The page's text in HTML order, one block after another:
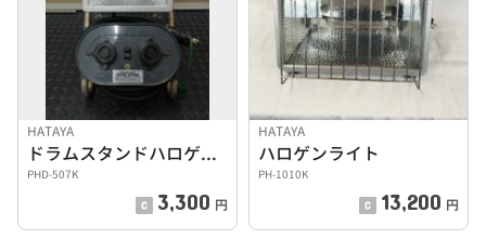
HATAYA
ドラムスタンドハロゲンライト
PHD-507K
3,300 円
HATAYA
ハロゲンライト
PH-1010K
13,200 円